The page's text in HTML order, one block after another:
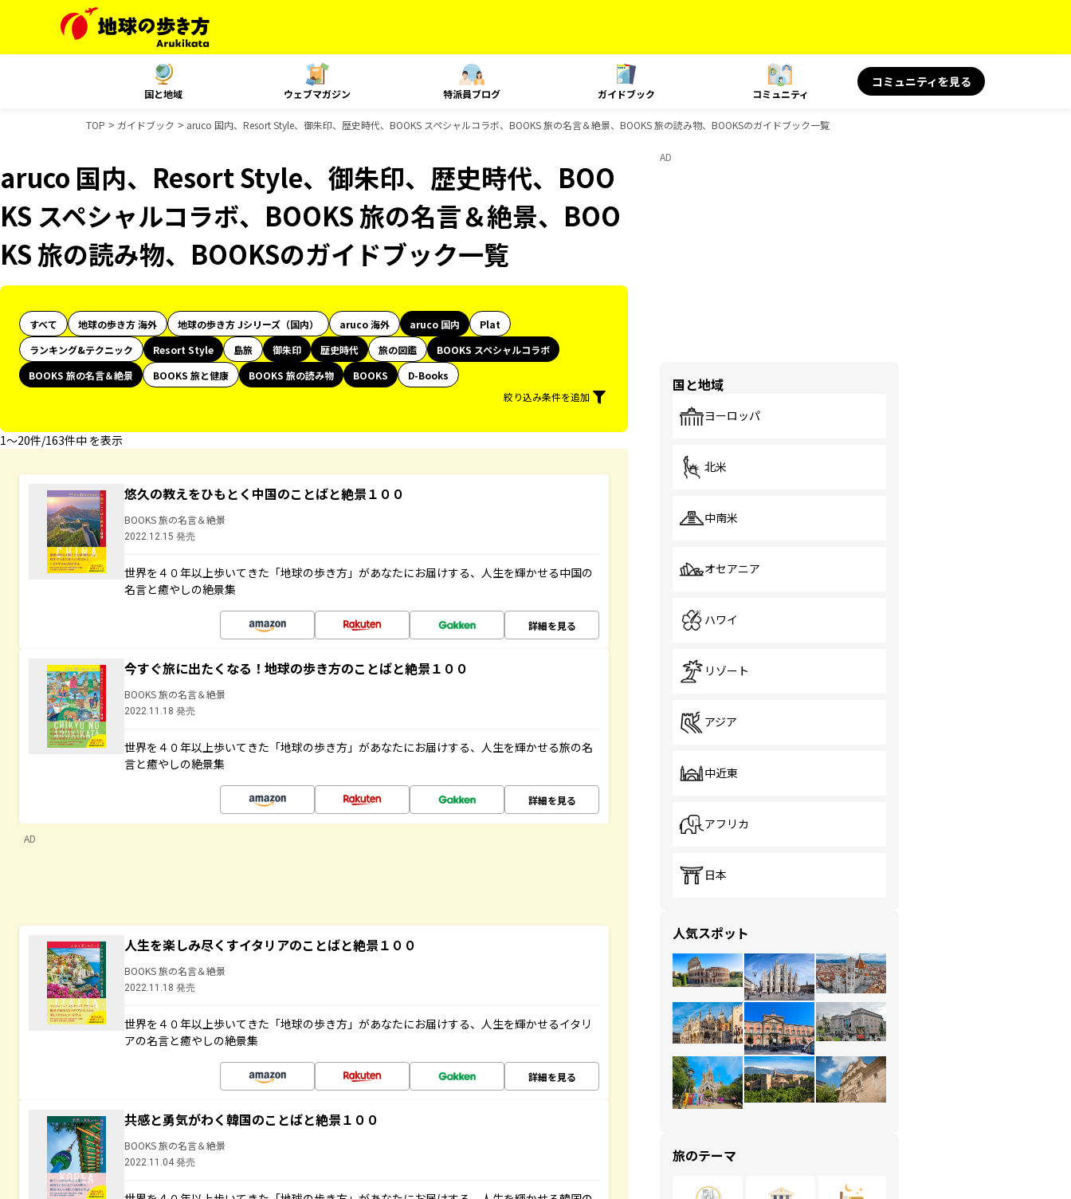
国と地域 ウェブマガジン 特派員ブログ ガイドブック コミュニティ
コミュニティを見る
TOP ガイドブック aruco 国内、Resort Style、御朱印、歴史時代、BOOKS スペシャルコラボ、BOOKS 旅の名言＆絶景、BOOKS 旅の読み物、BOOKSのガイドブック一覧
aruco 国内、Resort Style、御朱印、歴史時代、BOO
KS スペシャルコラボ、BOOKS 旅の名言＆絶景、BOO
KS 旅の読み物、BOOKSのガイドブック一覧
すべて 地球の歩き方 海外 地球の歩き方 Jシリーズ（国内） aruco 海外 aruco 国内
Plat
ランキング&テクニック
Resort Style 島旅 御朱印 歴史時代 旅の図鑑
BOOKS スペシャルコラボ
BOOKS 旅の名言＆絶景
BOOKS 旅と健康 BOOKS 旅の読み物 BOOKS
D-Books
絞り込み条件を追加
1〜20件/163件中 を表示
悠久の教えをひもとく中国のことばと絶景１００
BOOKS 旅の名言＆絶景
2022.12.15 発売
世界を４０年以上歩いてきた「地球の歩き方」があなたにお届けする、人生を輝かせる中国の
名言と癒やしの絶景集
詳細を見る
今すぐ旅に出たくなる！地球の歩き方のことばと絶景１００
BOOKS 旅の名言＆絶景
2022.11.18 発売
世界を４０年以上歩いてきた「地球の歩き方」があなたにお届けする、人生を輝かせる旅の名
言と癒やしの絶景集
詳細を見る
AD
人生を楽しみ尽くすイタリアのことばと絶景１００
BOOKS 旅の名言＆絶景
2022.11.18 発売
世界を４０年以上歩いてきた「地球の歩き方」があなたにお届けする、人生を輝かせるイタリ
アの名言と癒やしの絶景集
詳細を見る
共感と勇気がわく韓国のことばと絶景１００
BOOKS 旅の名言＆絶景
2022.11.04 発売
AD
国と地域
ヨーロッパ
北米
中南米
オセアニア
ハワイ
リゾート
アジア
中近東
アフリカ
日本
人気スポット
旅のテーマ